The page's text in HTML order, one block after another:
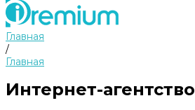
Главная
/
Главная
Интернет-агентство